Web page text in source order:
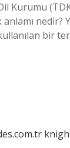
Dil Kurumu
anlamı
bir